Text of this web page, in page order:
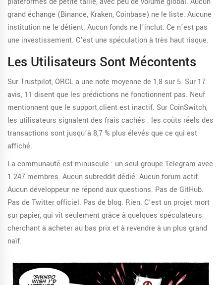
grand échange (Binance, Kraken, Coinbase) ne le liste. Aucune
institution ne le détient. Aucun fonds ne l’inclut. Ce n’est pas
une investissement. C’est une spéculation à très haut risque.
Les Utilisateurs Sont Mécontents
Sur Trustpilot, ORCL a une note moyenne de 1,8 sur 5. Sur 17
avis, 11 disent que les prédictions ne fonctionnent pas. Neuf
mentionnent que le support client est inactif. Sur CoinSwitch,
les utilisateurs signalent des frais cachés : les coûts réels des
transactions sont jusqu’à 8,7 % plus élevés que ce qui est
affiché.
La communauté est minuscule : un seul groupe Telegram avec
1 247 membres. Aucun subreddit dédié. Aucun forum actif.
Aucun développeur ne répond aux questions. Pas de GitHub.
Pas de Twitter officiel. Pas de blog. Rien. C’est un projet mort
sur papier, qui vit seulement grâce à quelques spéculateurs
cherchant à acheter au bas prix et à revendre à un plus grand
naïf.